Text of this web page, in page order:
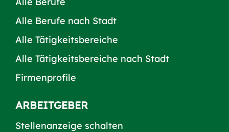
Alle Berufe nach Stadt
Alle Tätigkeitsbereiche
Alle Tätigkeitsbereiche nach Stadt
Firmenprofile
ARBEITGEBER
Stellenanzeige schalten